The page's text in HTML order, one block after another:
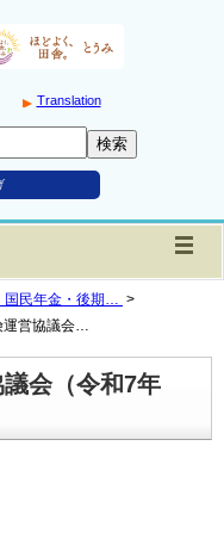
Translation
国民年金・後期… >
運営協議会…
会（令和7年